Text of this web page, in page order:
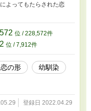
よってもたらされた恋
位 / 228,572件
位 / 7,912件
恋の形
幼馴染
登録日 2022.04.29